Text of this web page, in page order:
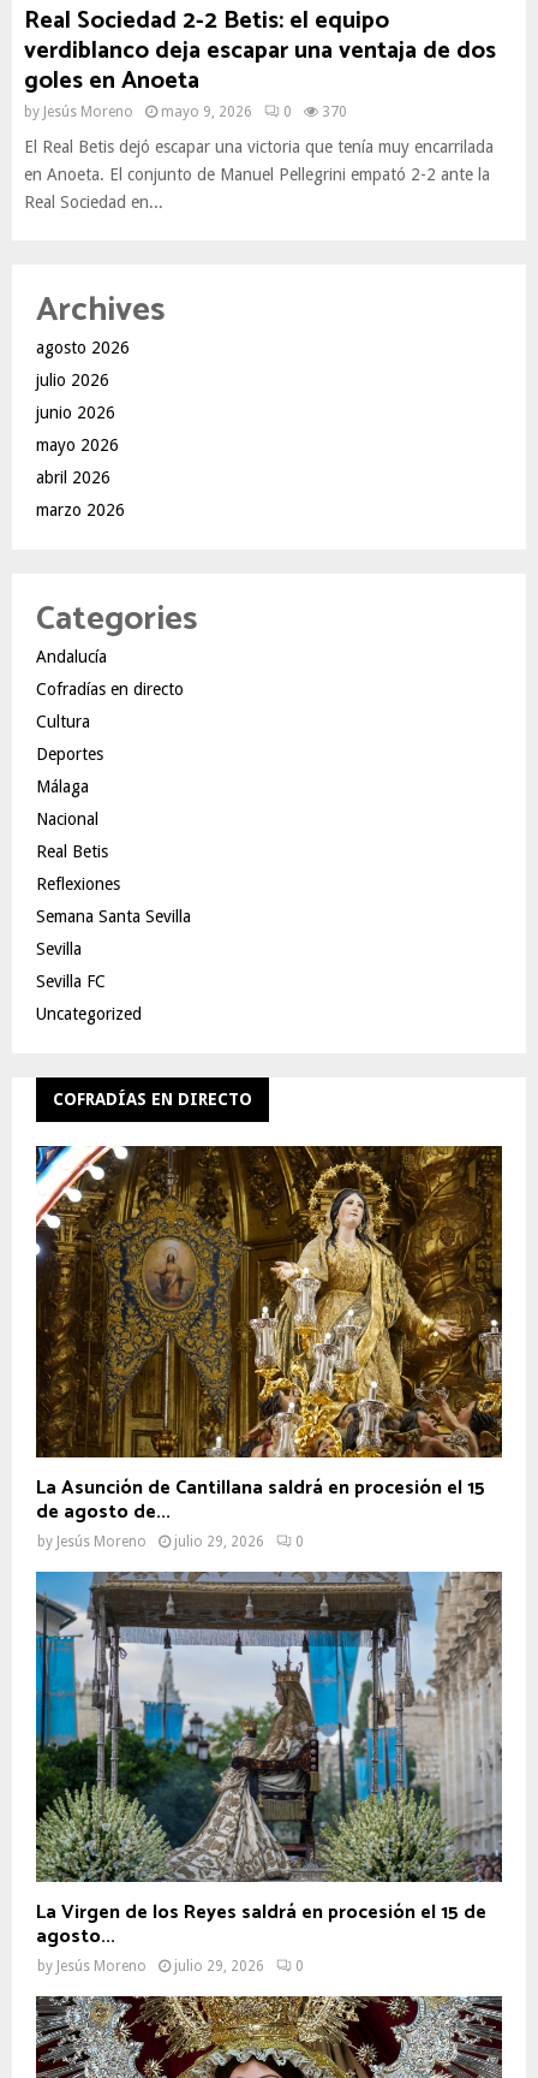
Real Sociedad 2-2 Betis: el equipo
verdiblanco deja escapar una ventaja de dos
goles en Anoeta
by Jesús Moreno mayo 9, 2026 0 370
El Real Betis dejó escapar una victoria que tenía muy encarrilada
en Anoeta. El conjunto de Manuel Pellegrini empató 2-2 ante la
Real Sociedad en...
Archives
agosto 2026
julio 2026
junio 2026
mayo 2026
abril 2026
marzo 2026
Categories
Andalucía
Cofradías en directo
Cultura
Deportes
Málaga
Nacional
Real Betis
Reflexiones
Semana Santa Sevilla
Sevilla
Sevilla FC
Uncategorized
COFRADÍAS EN DIRECTO
La Asunción de Cantillana saldrá en procesión el 15
de agosto de...
by Jesús Moreno julio 29, 2026 0
La Virgen de los Reyes saldrá en procesión el 15 de
agosto...
by Jesús Moreno julio 29, 2026 0